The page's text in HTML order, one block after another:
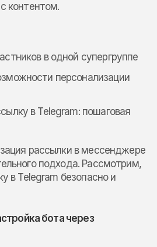
контентом.
в одной супергруппе
персонализации
в Telegram: пошаговая
рассылки в мессенджере
подхода. Рассмотрим,
в Telegram безопасно и
бота через